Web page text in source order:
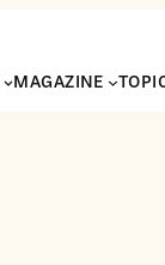
MAGAZINE